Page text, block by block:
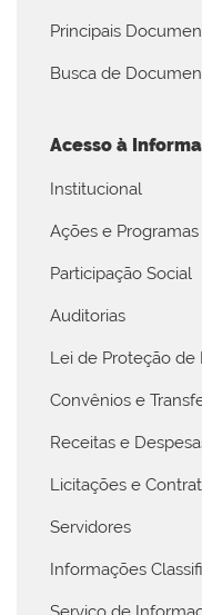
Principais
Busca de
Acesso à
Institucional
Ações e Programas
Participação Social
Auditorias
Lei de Proteção de
Convênios e
Receitas e
Licitações e
Servidores
Informações